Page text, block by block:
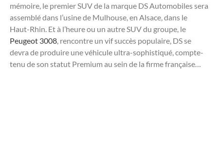
mémoire, le premier SUV de la marque DS Automobiles sera
assemblé dans l’usine de Mulhouse, en Alsace, dans le
Haut-Rhin. Et à l’heure ou un autre SUV du groupe, le
Peugeot 3008, rencontre un vif succès populaire, DS se
devra de produire une véhicule ultra-sophistiqué, compte-
tenu de son statut Premium au sein de la firme française…